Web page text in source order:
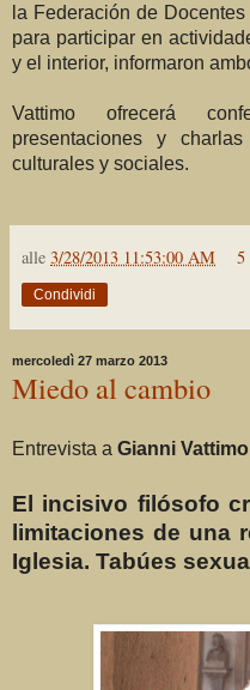
la Federación de
para participar en
y el interior, informaron
Vattimo ofrecerá
presentaciones y
culturales y sociales.
alle 3/28/2013 11:53:00 AM 5
Condividi
mercoledì 27 marzo 2013
Miedo al cambio
Entrevista a Gianni Vattimo
El incisivo filósofo
limitaciones de una
Iglesia. Tabúes